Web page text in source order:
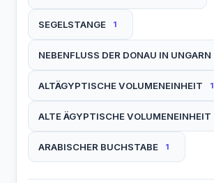
SEGELSTANGE 1
NEBENFLUSS DER DONAU IN UNGARN
ALTÄGYPTISCHE VOLUMENEINHEIT 1
ALTE ÄGYPTISCHE VOLUMENEINHEIT
ARABISCHER BUCHSTABE 1